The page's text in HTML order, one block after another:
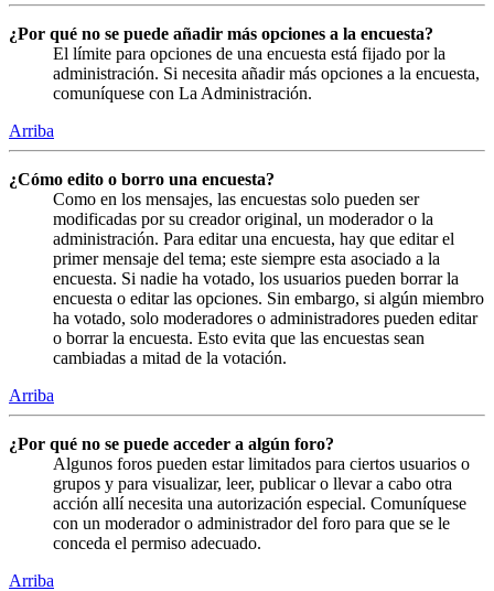
¿Por qué no se puede añadir más opciones a la encuesta?
El límite para opciones de una encuesta está fijado por la
administración. Si necesita añadir más opciones a la encuesta,
comuníquese con La Administración.
Arriba
¿Cómo edito o borro una encuesta?
Como en los mensajes, las encuestas solo pueden ser
modificadas por su creador original, un moderador o la
administración. Para editar una encuesta, hay que editar el
primer mensaje del tema; este siempre esta asociado a la
encuesta. Si nadie ha votado, los usuarios pueden borrar la
encuesta o editar las opciones. Sin embargo, si algún miembro
ha votado, solo moderadores o administradores pueden editar
o borrar la encuesta. Esto evita que las encuestas sean
cambiadas a mitad de la votación.
Arriba
¿Por qué no se puede acceder a algún foro?
Algunos foros pueden estar limitados para ciertos usuarios o
grupos y para visualizar, leer, publicar o llevar a cabo otra
acción allí necesita una autorización especial. Comuníquese
con un moderador o administrador del foro para que se le
conceda el permiso adecuado.
Arriba